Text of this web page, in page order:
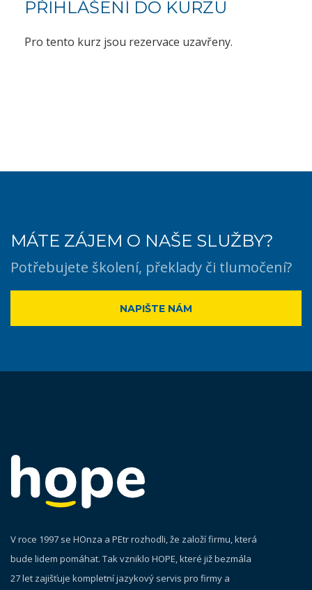
PŘIHLÁŠENÍ DO KURZU
Pro tento kurz jsou rezervace uzavřeny.
MÁTE ZÁJEM O NAŠE SLUŽBY?
Potřebujete školení, překlady či tlumočení?
NAPIŠTE NÁM
V roce 1997 se HOnza a PEtr rozhodli, že založí firmu, která
bude lidem pomáhat. Tak vzniklo HOPE, které již bezmála
27 let zajišťuje kompletní jazykový servis pro firmy a